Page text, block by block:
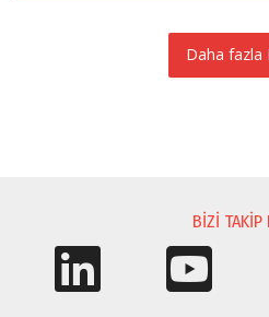
Daha fazla
BIZI TAKIP